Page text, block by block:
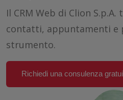
Il CRM Web di Clion
contatti, appuntamenti e
strumento.
Richiedi una consulenza